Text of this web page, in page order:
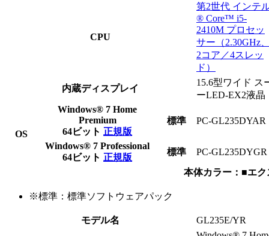
CPU
第2世代 インテ
® Core™ i5-
2410M プロセッ
サー（2.30GHz
2コア／4スレッ
ド）
内蔵ディスプレイ
15.6型ワイド ス
ーLED-EX2液晶
OS
Windows® 7 Home
Premium
64ビット 正規版
標準 PC-GL235DYAR
Windows® 7 Professional
64ビット 正規版
標準 PC-GL235DYGR
本体カラー：■エ
※標準：標準ソフトウェアパック
モデル名 GL235E/YR